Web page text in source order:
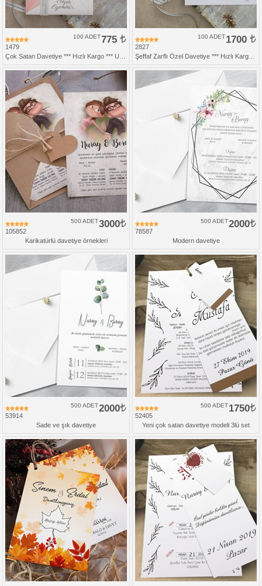
1479
775
100 ADET
2827
1700
100 ADET
105852
3000
500 ADET
Karikatürlü davetiye örnekleri
78587
2000
500 ADET
Modern davetiye
53914
2000
500 ADET
Sade ve şık davetiye
52405
1750
500 ADET
Yeni çok satan davetiye modeli 3lü set